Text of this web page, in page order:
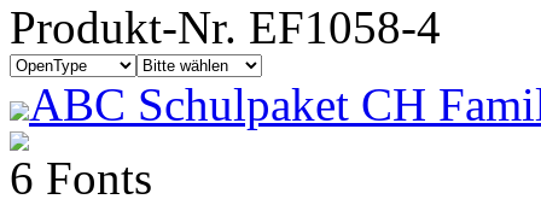
Produkt-Nr. EF1058-4
ABC Schulpaket CH
6 Fonts